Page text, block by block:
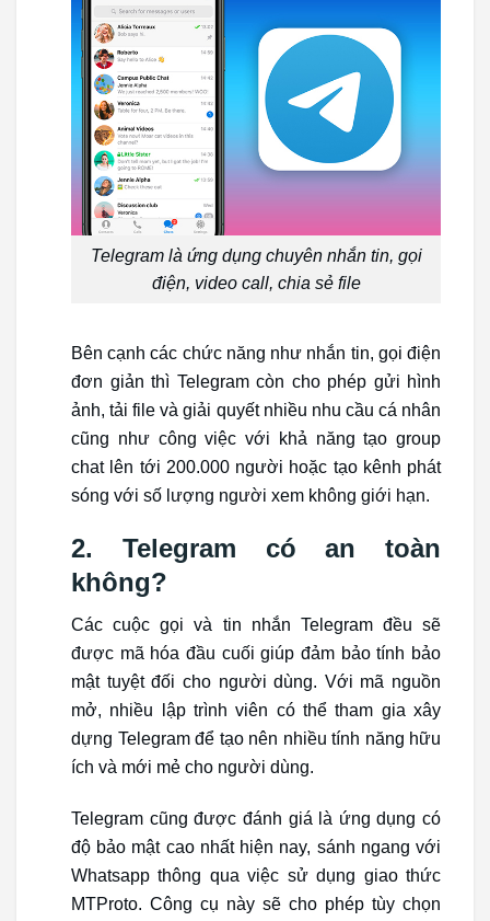
Telegram là ứng dụng chuyên nhắn tin, gọi
điện, video call, chia sẻ file
Bên cạnh các chức năng như nhắn tin, gọi điện
đơn giản thì Telegram còn cho phép gửi hình
ảnh, tải file và giải quyết nhiều nhu cầu cá nhân
cũng như công việc với khả năng tạo group
chat lên tới 200.000 người hoặc tạo kênh phát
sóng với số lượng người xem không giới hạn.
2. Telegram có an toàn
không?
Các cuộc gọi và tin nhắn Telegram đều sẽ
được mã hóa đầu cuối giúp đảm bảo tính bảo
mật tuyệt đối cho người dùng. Với mã nguồn
mở, nhiều lập trình viên có thể tham gia xây
dựng Telegram để tạo nên nhiều tính năng hữu
ích và mới mẻ cho người dùng.
Telegram cũng được đánh giá là ứng dụng có
độ bảo mật cao nhất hiện nay, sánh ngang với
Whatsapp thông qua việc sử dụng giao thức
MTProto. Công cụ này sẽ cho phép tùy chọn